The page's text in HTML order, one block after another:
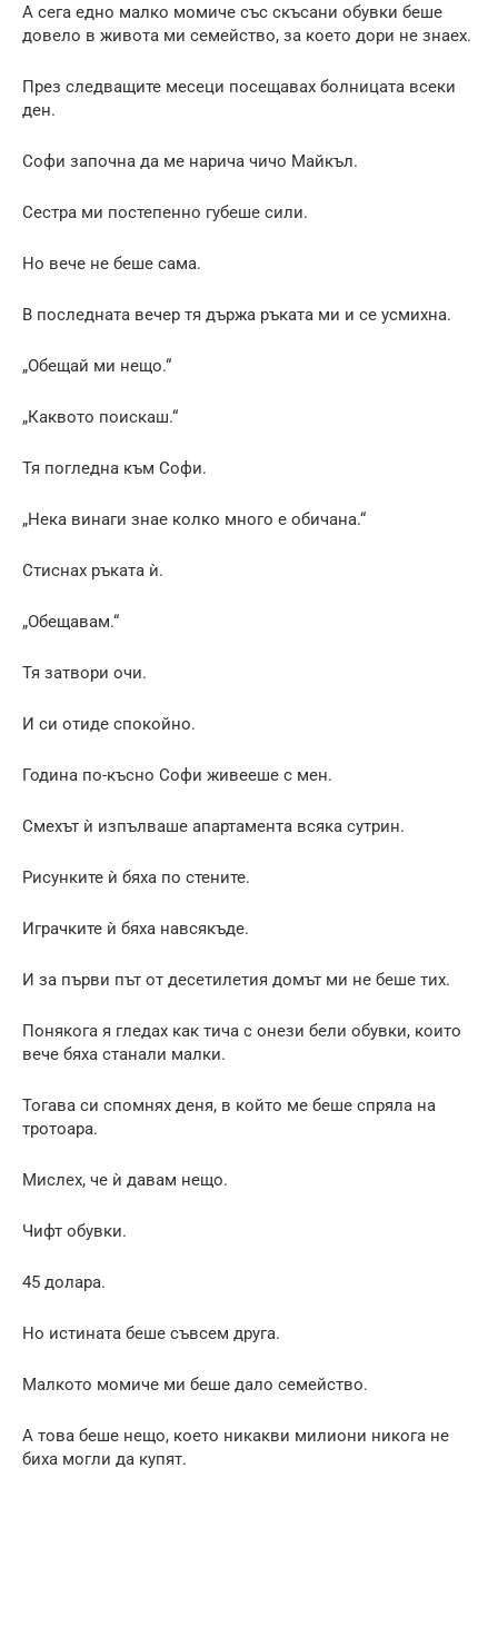
А сега едно малко момиче със скъсани обувки беше
довело в живота ми семейство, за което дори не знаех.
През следващите месеци посещавах болницата всеки
ден.
Софи започна да ме нарича чичо Майкъл.
Сестра ми постепенно губеше сили.
Но вече не беше сама.
В последната вечер тя държа ръката ми и се усмихна.
„Обещай ми нещо.“
„Каквото поискаш.“
Тя погледна към Софи.
„Нека винаги знае колко много е обичана.“
Стиснах ръката ѝ.
„Обещавам.“
Тя затвори очи.
И си отиде спокойно.
Година по-късно Софи живееше с мен.
Смехът ѝ изпълваше апартамента всяка сутрин.
Рисунките ѝ бяха по стените.
Играчките ѝ бяха навсякъде.
И за първи път от десетилетия домът ми не беше тих.
Понякога я гледах как тича с онези бели обувки, които
вече бяха станали малки.
Тогава си спомнях деня, в който ме беше спряла на
тротоара.
Мислех, че ѝ давам нещо.
Чифт обувки.
45 долара.
Но истината беше съвсем друга.
Малкото момиче ми беше дало семейство.
А това беше нещо, което никакви милиони никога не
биха могли да купят.